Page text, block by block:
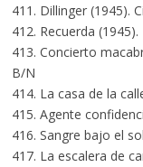
411. Dillinger (1945).
412. Recuerda
413. Concierto
B/N
414. La casa de la
415. Agente
416. Sangre bajo el
417. La escalera de